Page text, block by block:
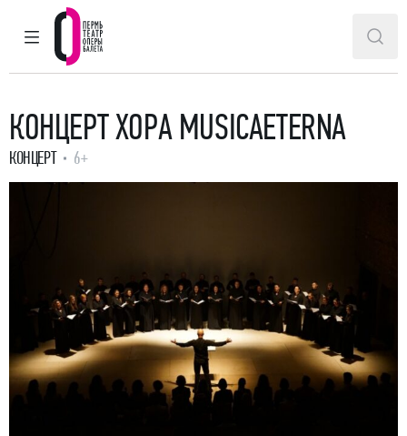
ГЛАВНОЕ МЕНЮ
Пермский театр оперы и балета
КОНЦЕРТ ХОРА MUSICAETERNA
КОНЦЕРТ 6+